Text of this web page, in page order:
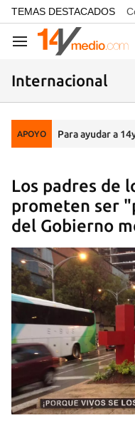
common.go-to-content
TEMAS DESTACADOS
Navegación
Internacional
APOYO Para ayudar a
Los padres de
prometen ser
del Gobierno